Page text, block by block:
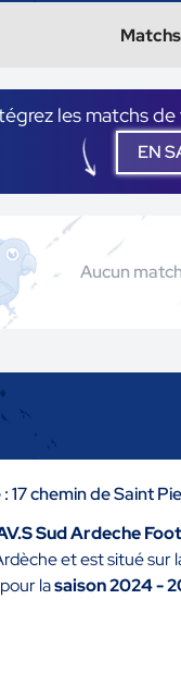
les matchs
EN
Aucun
17 chemin de Saint
Sud Ardeche
et est situé sur
lasaison 2024 -